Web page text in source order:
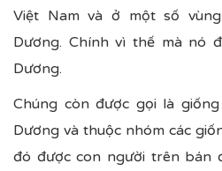
Việt Nam và ở một số
Dương. Chính vì thế mà nó
Dương.
Chúng còn được gọi là
Dương và thuộc nhóm các
đó được con người trên bán